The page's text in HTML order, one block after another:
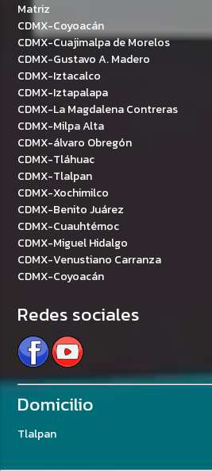
Matriz
CDMX-Coyoacán
CDMX-Cuajimalpa de Morelos
CDMX-Gustavo A. Madero
CDMX-Iztacalco
CDMX-Iztapalapa
CDMX-La Magdalena Contreras
CDMX-Milpa Alta
CDMX-álvaro Obregón
CDMX-Tláhuac
CDMX-Tlalpan
CDMX-Xochimilco
CDMX-Benito Juárez
CDMX-Cuauhtémoc
CDMX-Miguel Hidalgo
CDMX-Venustiano Carranza
CDMX-Coyoacán
Redes sociales
Domicilio
Tlalpan